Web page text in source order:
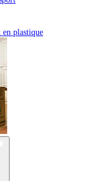
en plastique